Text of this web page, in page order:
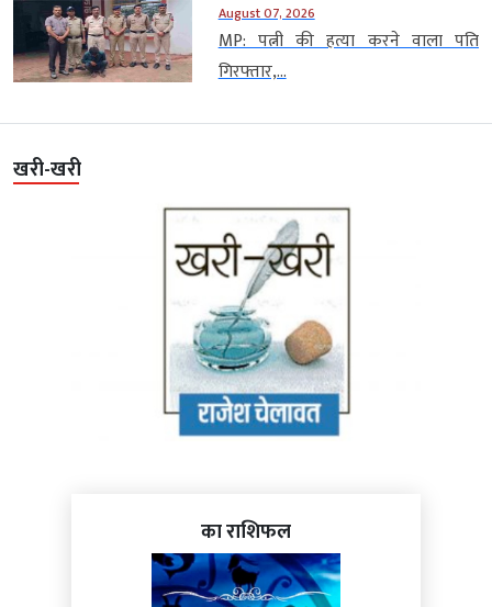
August 07, 2026
MP: पत्नी की हत्या करने वाला पति
गिरफ्तार,...
खरी-खरी
का राशिफल